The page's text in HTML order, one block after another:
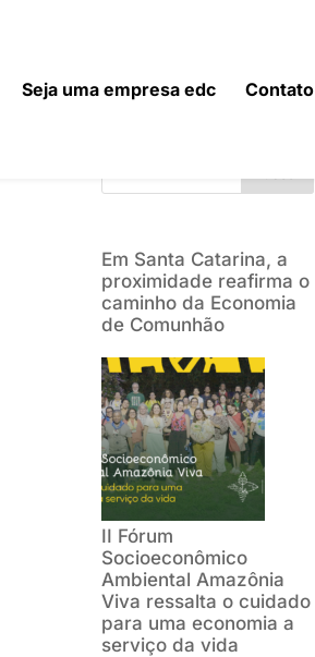
Seja uma empresa edc Contato
Em Santa Catarina, a
proximidade reafirma o
caminho da Economia
de Comunhão
II Fórum
Socioeconômico
Ambiental Amazônia
Viva ressalta o cuidado
para uma economia a
serviço da vida